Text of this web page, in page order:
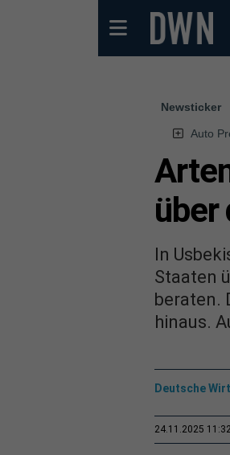
Newsticker
Auto
über
In
Staaten
beraten.
hinaus.
Deutsche
24.11.2025 11:32